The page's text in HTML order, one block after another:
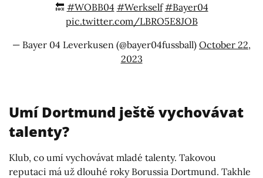
🔙 #WOBB04 #Werkself #Bayer04
pic.twitter.com/LBRO5E8JOB
— Bayer 04 Leverkusen (@bayer04fussball) October 22,
2023
Umí Dortmund ještě vychovávat
talenty?
Klub, co umí vychovávat mladé talenty. Takovou
reputaci má už dlouhé roky Borussia Dortmund. Takhle